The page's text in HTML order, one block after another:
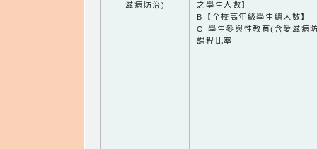
滋病防治)
之學生人數】
B【全校高年級學生總人數】
C 學生參與性教育(含愛滋病
課程比率